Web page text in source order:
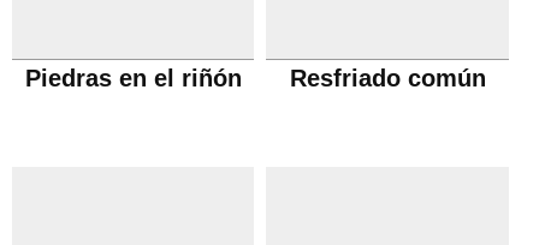
Piedras en el riñón Resfriado común